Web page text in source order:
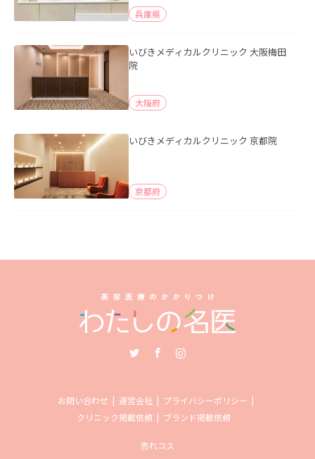
兵庫県
いびきメディカルクリニック 大阪梅田
院
大阪府
いびきメディカルクリニック 京都院
京都府
お問い合わせ 運営会社
プライバシーポリシー
クリニック掲載依頼
ブランド掲載依頼
売れコス